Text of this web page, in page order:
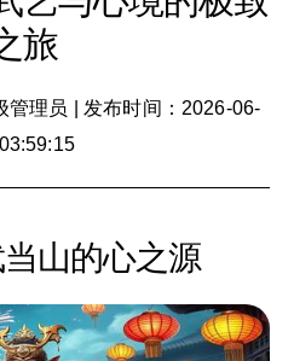
旅
管理员
发布时间：2026-06-
山的心之源